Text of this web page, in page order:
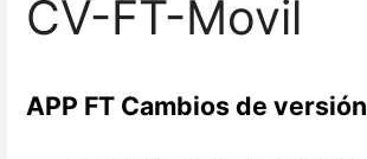
CV-FT-Movil
APP FT Cambios de versión